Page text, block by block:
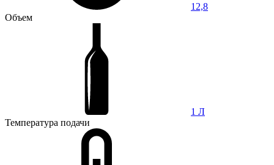
12,8
Объем
1 Л
Температура подачи